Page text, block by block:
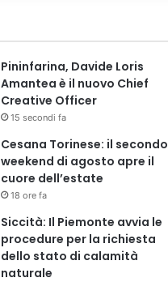
Pininfarina, Davide Loris
Amantea è il nuovo Chief
Creative Officer
15 secondi fa
Cesana Torinese: il secondo
weekend di agosto apre il
cuore dell’estate
18 ore fa
Siccità: Il Piemonte avvia le
procedure per la richiesta
dello stato di calamità
naturale